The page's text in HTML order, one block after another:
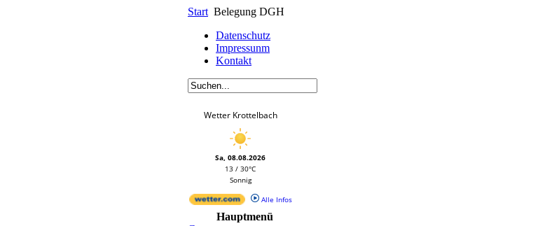
Start Belegung DGH
Datenschutz
Impressunm
Kontakt
Wetter Krottelbach
Sa, 08.08.2026
13 / 30°C
Sonnig
Alle Infos
Hauptmenü